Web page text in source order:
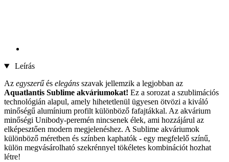
Leírás
Az egyszerűés elegáns szavak jellemzik a legjobban az
Aquatlantis Sublime akváriumokat! Ez a sorozat a szublimációs
technológián alapul, amely hihetetlenül ügyesen ötvözi a kiváló
minőségű alumínium profilt különböző fafajtákkal. Az akvárium
minőségi Unibody-peremén nincsenek élek, ami hozzájárul az
elképesztően modern megjelenéshez. A Sublime akváriumok
különböző méretben és színben kaphatók - egy megfelelő színű,
külön megvásárolható szekrénnyel tökéletes kombinációt hozhat
létre!